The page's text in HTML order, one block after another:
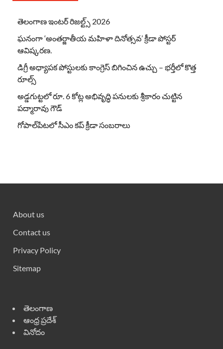
తెలంగాణ ఇంటర్ రిజల్ట్స్ 2026
ఘనంగా ‘అంతర్జాతీయ మహిళా దినోత్సవ’ క్రీడా పోస్టర్
ఆవిష్కరణ.
డిగ్రీ అధ్యాపక పోస్టులకు కాంగ్రెస్ బిగించిన ఉచ్చు – భర్తీలో కొత్త
రూల్స్
అడ్డగుట్టలో రూ. 6 కోట్ల అభివృద్ధి పనులకు శ్రీకారం చుట్టిన
పద్మారావు గౌడ్
గోపాల్‌పేటలో సీఎం కప్ క్రీడా సంబరాలు
About us
Contact us
Privacy Policy
Sitemap
తెలంగాణ
ఆంధ్ర ప్రదేశ్
వినోదం